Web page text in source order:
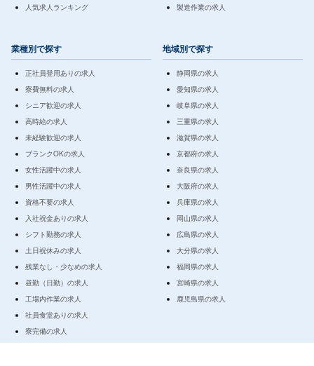
人気求人ランキング
製造作業の求人
業種別で探す
正社員登用ありの求人
寮費無料の求人
シニア歓迎の求人
高時給の求人
未経験歓迎の求人
ブランクOKの求人
女性活躍中の求人
男性活躍中の求人
資格不要の求人
入社祝金ありの求人
シフト勤務の求人
土日祝休みの求人
残業なし・少なめの求人
昼勤（日勤）の求人
工場内作業の求人
社員食堂ありの求人
寮完備の求人
地域別で探す
静岡県の求人
愛知県の求人
岐阜県の求人
三重県の求人
滋賀県の求人
京都府の求人
奈良県の求人
大阪府の求人
兵庫県の求人
岡山県の求人
広島県の求人
大分県の求人
福岡県の求人
宮崎県の求人
鹿児島県の求人